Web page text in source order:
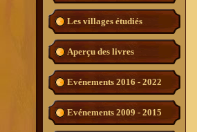
Les villages étudiés
Aperçu des livres
Evénements 2016 - 2022
Evénements 2009 - 2015